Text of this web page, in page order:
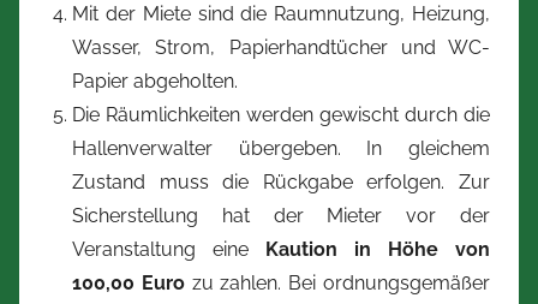
Mit der Miete sind die Raumnutzung, Heizung,
Wasser, Strom, Papierhandtücher und WC-
Papier abgeholten.
Die Räumlichkeiten werden gewischt durch die
Hallenverwalter übergeben. In gleichem
Zustand muss die Rückgabe erfolgen. Zur
Sicherstellung hat der Mieter vor der
Veranstaltung eine Kaution in Höhe von
100,00 Eurozu zahlen. Bei ordnungsgemäßer